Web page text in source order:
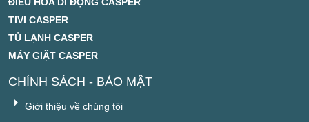
TIVI CASPER
TỦ LẠNH CASPER
MÁY GIẶT CASPER
CHÍNH SÁCH - BẢO MẬT
Giới thiệu về chúng tôi